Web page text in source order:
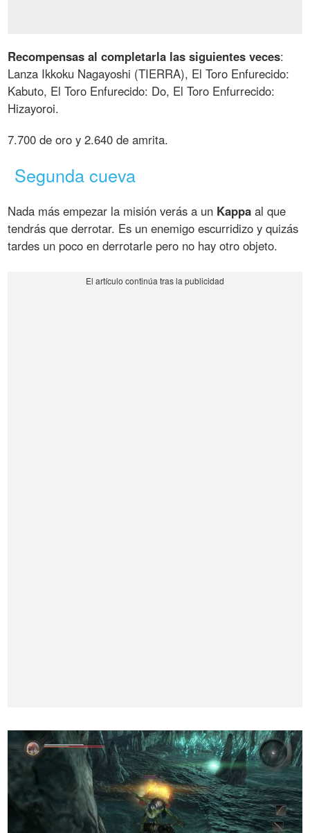
Recompensas al completarla las siguientes veces:
Lanza Ikkoku Nagayoshi (TIERRA), El Toro Enfurecido:
Kabuto, El Toro Enfurecido: Do, El Toro Enfurrecido:
Hizayoroi.
7.700 de oro y 2.640 de amrita.
Segunda cueva
Nada más empezar la misión verás a un Kappa al que
tendrás que derrotar. Es un enemigo escurridizo y quizás
tardes un poco en derrotarle pero no hay otro objeto.